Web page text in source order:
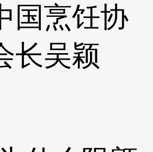
国烹饪协
长吴颖